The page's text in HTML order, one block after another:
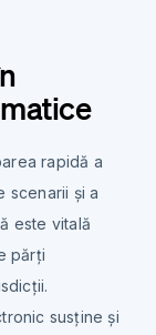
rapidă a
scenarii și a
este vitală
părți
susține și